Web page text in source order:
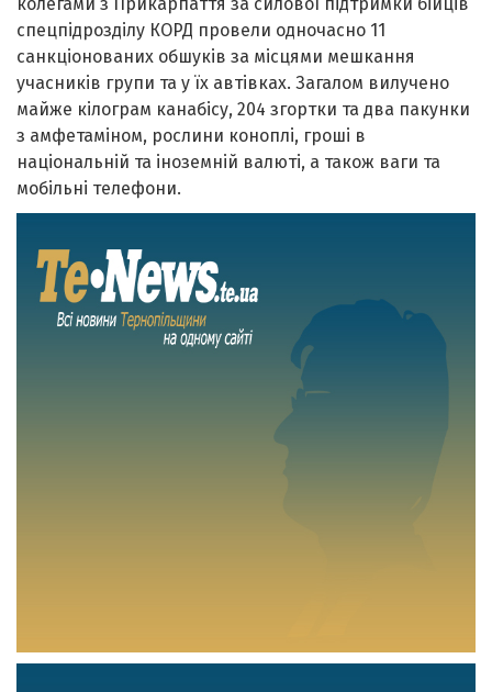
спецпідрозділу КОРД провели одночасно 11
санкціонованих обшуків за місцями мешкання
учасників групи та у їх автівках. Загалом вилучено
майже кілограм канабісу, 204 згортки та два пакунки
з амфетаміном, рослини коноплі, гроші в
національній та іноземній валюті, а також ваги та
мобільні телефони.